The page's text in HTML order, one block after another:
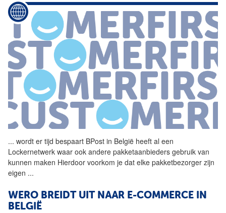
... wordt er tijd bespaart BPost in België heeft al een
Lockernetwerk waar ook andere pakketaanbieders gebruik van
kunnen maken Hierdoor voorkom je dat elke pakketbezorger zijn
eigen ...
WERO BREIDT UIT NAAR E-COMMERCE IN
BELGIË